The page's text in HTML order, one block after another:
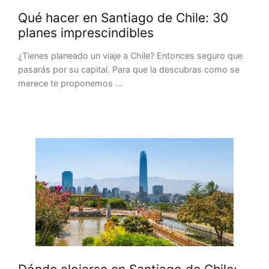
Qué hacer en Santiago de Chile: 30
planes imprescindibles
¿Tienes planeado un viaje a Chile? Entonces seguro que
pasarás por su capital. Para que la descubras como se
merece te proponemos …